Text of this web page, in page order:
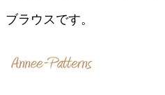
ブラウスです。